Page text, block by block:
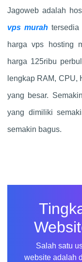
Jagoweb adalah
vps murah
harga vps hosting
harga 125ribu
lengkap RAM, CPU,
yang besar.
yang dimiliki
semakin bagus.
Salah satu
website adalah